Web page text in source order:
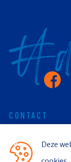
Facebook
CONTACT
Stichting Delfsail
Deze